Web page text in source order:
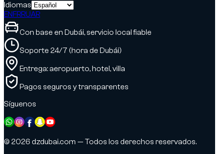
Idiomas
EN FRRUAR
Con base en Dubái, servicio local fiable
Soporte 24/7 (hora de Dubái)
Entrega: aeropuerto, hotel, villa
Pagos seguros y transparentes
Síguenos
© 2026 dzdubai.com — Todos los derechos reservados.